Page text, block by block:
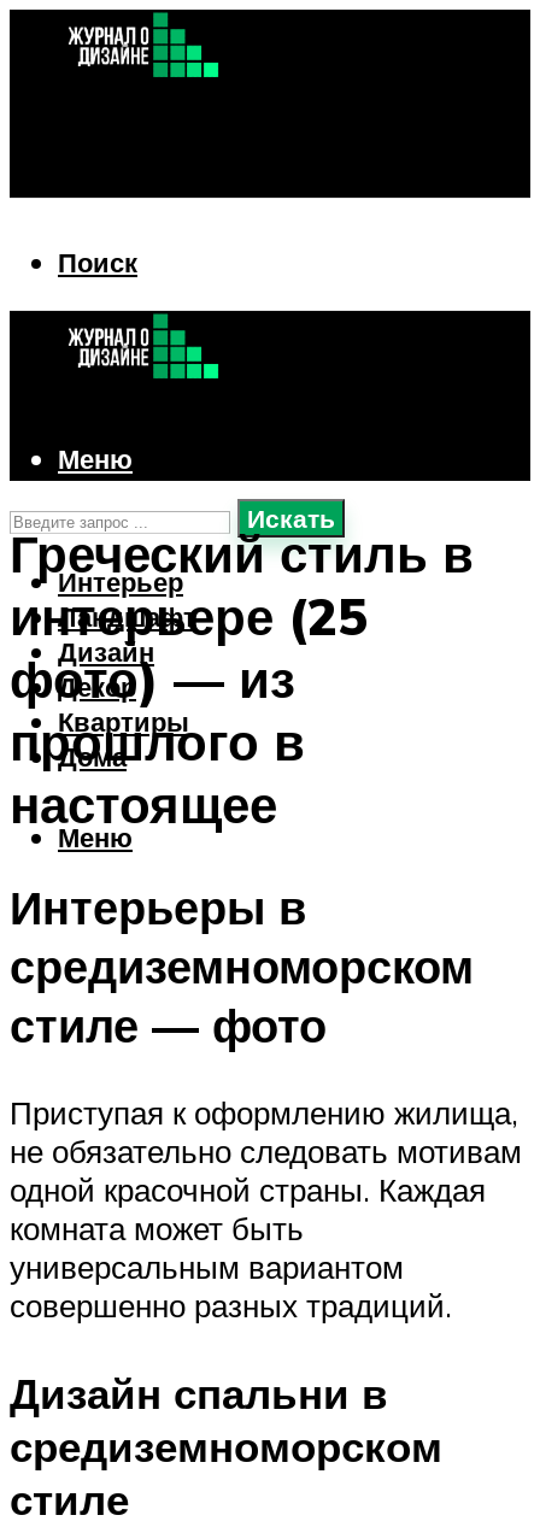
Поиск
Искать
Интерьер
Ландшафт
Дизайн
Декор
Квартиры
Дома
Меню
Меню
Греческий стиль в
интерьере (25
фото) — из
прошлого в
настоящее
Интерьеры в
средиземноморском
стиле — фото
Приступая к оформлению жилища,
не обязательно следовать мотивам
одной красочной страны. Каждая
комната может быть
универсальным вариантом
совершенно разных традиций.
Дизайн спальни в
средиземноморском
стиле